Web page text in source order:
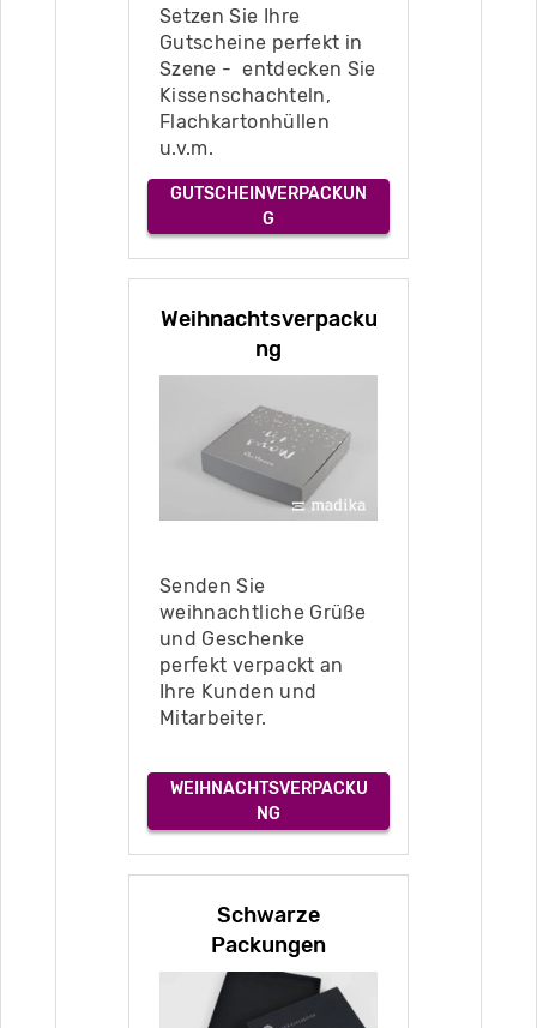
Setzen Sie Ihre
Gutscheine perfekt in
Szene - entdecken Sie
Kissenschachteln,
Flachkartonhüllen
u.v.m.
GUTSCHEINVERPACKUN
G
Weihnachtsverpacku
ng
Senden Sie
weihnachtliche Grüße
und Geschenke
perfekt verpackt an
Ihre Kunden und
Mitarbeiter.
WEIHNACHTSVERPACKU
NG
Schwarze
Packungen